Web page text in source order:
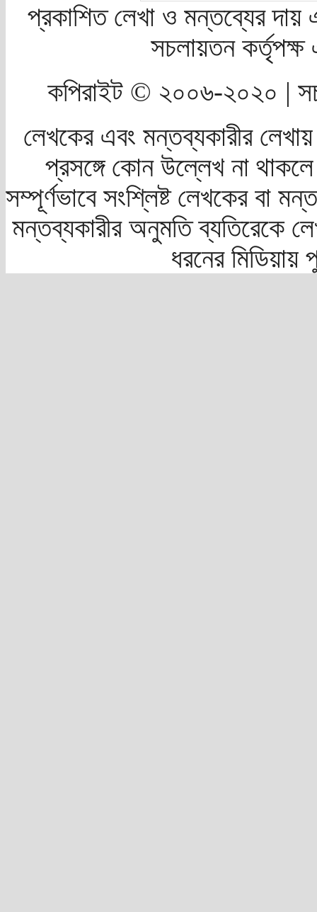
প্রকাশিত লেখা ও মন্তব্যের দায়
সচলায়তন
কপিরাইট © ২০০৬-২০২০ |
লেখকের এবং মন্তব্যকারীর
প্রসঙ্গে কোন উল্লেখ না
সম্পূর্ণভাবে সংশ্লিষ্ট লেখকের বা
মন্তব্যকারীর অনুমতি ব্যতিরেকে
ধরনের মিডিয়ায়